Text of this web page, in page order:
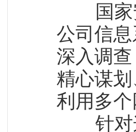
国家安
公司信
深入调
精心谋
利用多
针对这